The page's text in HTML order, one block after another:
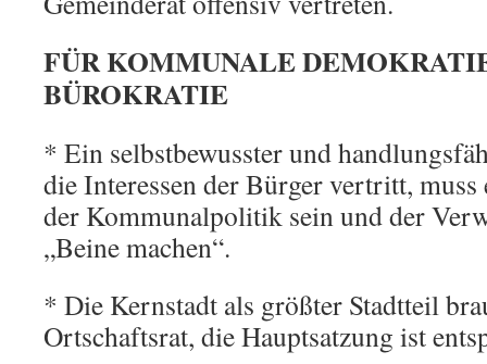
FÜR KOMMUNALE
BÜROKRATIE
* Ein selbstbewusster und
die Interessen der Bürger vertritt, muss
der Kommunalpolitik sein und der
„Beine machen“.
* Die Kernstadt als größter Stadtteil
Ortschaftsrat, die Hauptsatzung ist